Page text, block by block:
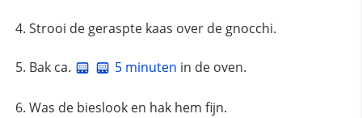
Strooi de geraspte kaas over de gnocchi.
Bak ca. 5 minuten in de oven.
Was de bieslook en hak hem fijn.